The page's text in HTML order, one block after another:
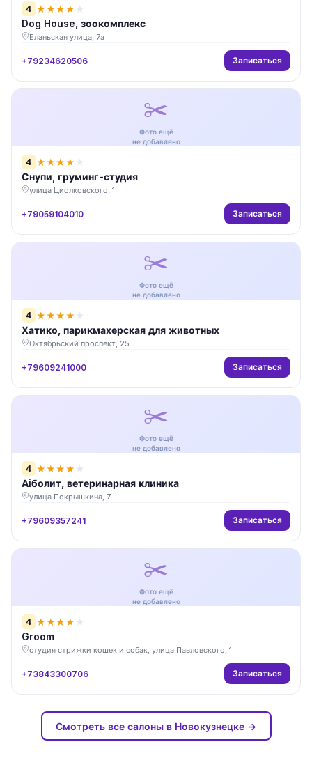
4 ★★★★ ★
Dog House, зоокомплекс
Еланьская улица, 7а
+79234620506 Записаться
✂️
Фото ещё
не добавлено
4 ★★★★ ★
Снупи, груминг-студия
улица Циолковского, 1
+79059104010 Записаться
✂️
Фото ещё
не добавлено
4 ★★★★ ★
Хатико, парикмахерская для животных
Октябрьский проспект, 25
+79609241000 Записаться
✂️
Фото ещё
не добавлено
4 ★★★★ ★
Аiболит, ветеринарная клиника
улица Покрышкина, 7
+79609357241 Записаться
✂️
Фото ещё
не добавлено
4 ★★★★ ★
Groom
студия стрижки кошек и собак, улица Павловского, 1
+73843300706 Записаться
Смотреть все салоны в Новокузнецке →